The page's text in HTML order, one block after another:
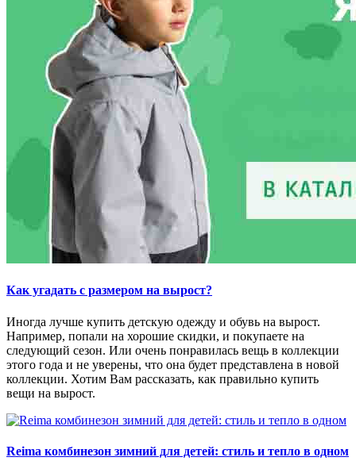
Как угадать с размером на вырост?
Иногда лучше купить детскую одежду и обувь на вырост.
Например, попали на хорошие скидки, и покупаете на
следующий сезон. Или очень понравилась вещь в коллекции
этого года и не уверены, что она будет представлена ​​в новой
коллекции. Хотим Вам рассказать, как правильно купить
вещи на вырост.
Reima комбинезон зимний для детей: стиль и тепло в одном